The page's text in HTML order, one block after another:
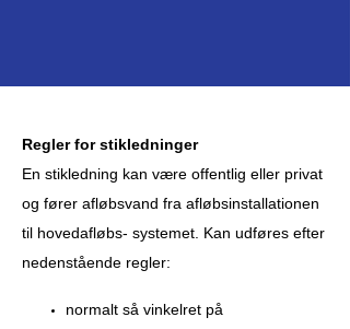
Regler for stikledninger
En stikledning kan være offentlig eller privat
og fører afløbsvand fra afløbsinstallationen
til hovedafløbs- systemet. Kan udføres efter
nedenstående regler:
normalt så vinkelret på